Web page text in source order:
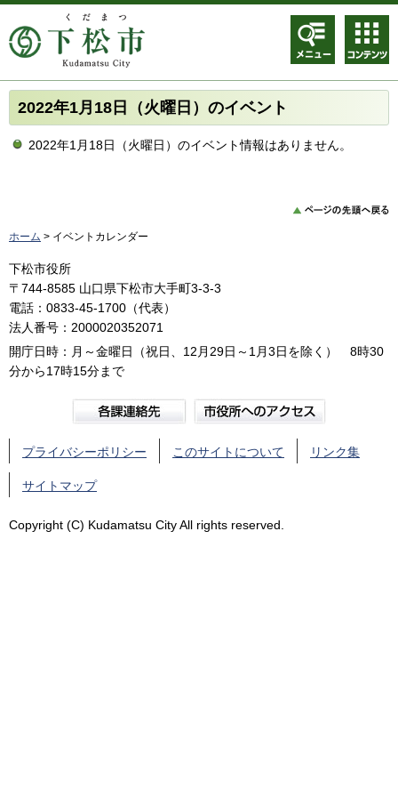
メニュ
ー
コンテ
ンツメ
ニュー
2022年1月18日（火曜日）のイベント
2022年1月18日（火曜日）のイベント情報はありません。
ホーム > イベントカレンダー
下松市役所
〒744-8585 山口県下松市大手町3-3-3
電話：0833-45-1700（代表）
法人番号：2000020352071
開庁日時：月～金曜日（祝日、12月29日～1月3日を除く） 8時30
分から17時15分まで
プライバシーポリシー このサイトについて リンク集
サイトマップ
Copyright (C) Kudamatsu City All rights reserved.